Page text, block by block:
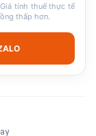
tính thuế thực tế
thấp hơn.